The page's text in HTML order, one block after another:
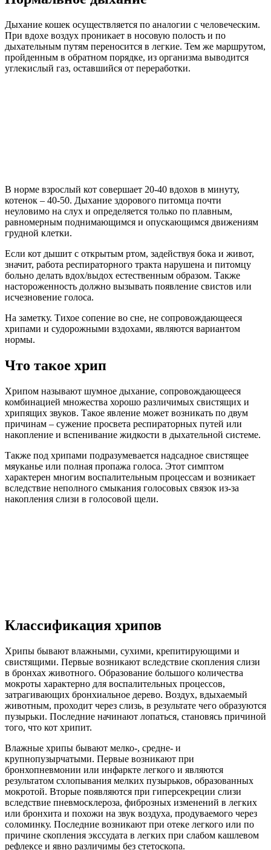
Дыхание кошек осуществляется по аналогии с человеческим.
При вдохе воздух проникает в носовую полость и по
дыхательным путям переносится в легкие. Тем же маршрутом,
пройденным в обратном порядке, из организма выводится
углекислый газ, оставшийся от переработки.
В норме взрослый кот совершает 20-40 вдохов в минуту,
котенок – 40-50. Дыхание здорового питомца почти
неуловимо на слух и определяется только по плавным,
равномерным поднимающимся и опускающимся движениям
грудной клетки.
Если кот дышит с открытым ртом, задействуя бока и живот,
значит, работа респираторного тракта нарушена и питомцу
больно делать вдох/выдох естественным образом. Также
настороженность должно вызывать появление свистов или
исчезновение голоса.
На заметку. Тихое сопение во сне, не сопровождающееся
хрипами и судорожными вздохами, являются вариантом
нормы.
Что такое хрип
Хрипом называют шумное дыхание, сопровождающееся
комбинацией множества хорошо различимых свистящих и
хрипящих звуков. Такое явление может возникать по двум
причинам – сужение просвета респираторных путей или
накопление и вспенивание жидкости в дыхательной системе.
Также под хрипами подразумевается надсадное свистящее
мяуканье или полная пропажа голоса. Этот симптом
характерен многим воспалительным процессам и возникает
вследствие неполного смыкания голосовых связок из-за
накопления слизи в голосовой щели.
Классификация хрипов
Хрипы бывают влажными, сухими, крепитирующими и
свистящими. Первые возникают вследствие скопления слизи
в бронхах животного. Образование большого количества
мокроты характерно для воспалительных процессов,
затрагивающих бронхиальное дерево. Воздух, вдыхаемый
животным, проходит через слизь, в результате чего образуются
пузырьки. Последние начинают лопаться, становясь причиной
того, что кот хрипит.
Влажные хрипы бывают мелко-, средне- и
крупнопузырчатыми. Первые возникают при
бронхопневмонии или инфаркте легкого и являются
результатом схлопывания мелких пузырьков, образованных
мокротой. Вторые появляются при гиперсекреции слизи
вследствие пневмосклероза, фиброзных изменений в легких
или бронхита и похожи на звук воздуха, продуваемого через
соломинку. Последние возникают при отеке легкого или по
причине скопления экссудата в легких при слабом кашлевом
рефлексе и явно различимы без стетоскопа.